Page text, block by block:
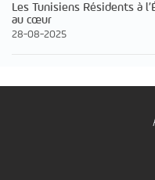
Les Tunisiens Résidents à
au cœur
28-08-2025